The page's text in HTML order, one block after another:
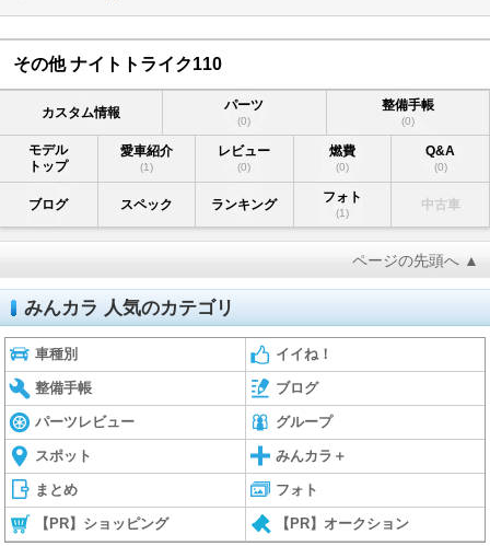
その他 ナイトトライク110
カスタム情報 パーツ
(0)
整備手帳
(0)
モデル
トップ
愛車紹介
(1)
レビュー
(0)
燃費
(0)
Q&A
(0)
ブログ スペック ランキング フォト
(1)
中古車
ページの先頭へ ▲
みんカラ 人気のカテゴリ
車種別 イイね！
整備手帳 ブログ
パーツレビュー グループ
スポット みんカラ＋
まとめ フォト
【PR】ショッピング 【PR】オークション